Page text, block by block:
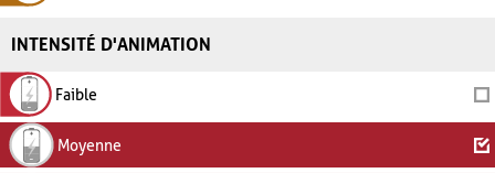
INTENSITÉ D'ANIMATION
Faible
Moyenne